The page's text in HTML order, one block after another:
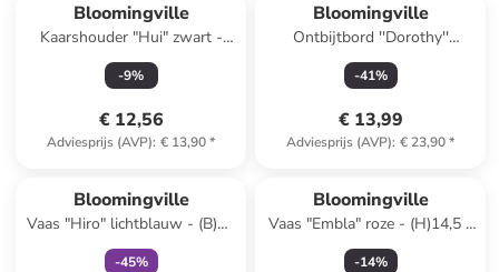
Bloomingville
Kaarshouder "Hui" zwart -
(H)41 x Ø 7 cm
-9%
€ 12,56
Adviesprijs (AVP): € 13,90*
Bloomingville
Ontbijtbord ''Dorothy''
wit/blauw/lichtroze - Ø 20 cm
-41%
€ 13,99
Adviesprijs (AVP): € 23,90*
Bloomingville
Vaas "Hiro" lichtblauw - (B)17
x (H)21 x (D)13,5 cm
-45%
Bloomingville
Vaas "Embla" roze - (H)14,5 x
Ø 6 cm
-14%